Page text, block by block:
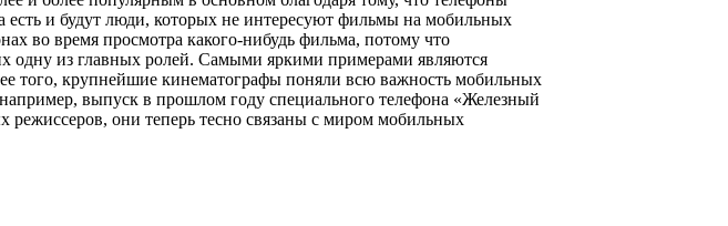
есть и будут люди, которых не интересуют фильмы на мобильных
во время просмотра какого-нибудь фильма, потому что
одну из главных ролей. Самыми яркими примерами являются
того, крупнейшие кинематографы поняли всю важность мобильных
выпуск в прошлом году специального телефона «Железный
они теперь тесно связаны с миром мобильных